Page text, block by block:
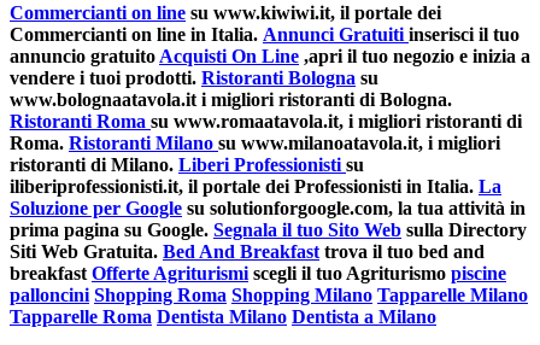
Commercianti on line su www.kiwiwi.it, il portale dei
Commercianti on line in Italia. Annunci Gratuiti inserisci il tuo
annuncio gratuito Acquisti On Line ,apri il tuo negozio e inizia a
vendere i tuoi prodotti. Ristoranti Bologna su
www.bolognaatavola.it i migliori ristoranti di Bologna.
Ristoranti Roma su www.romaatavola.it, i migliori ristoranti di
Roma. Ristoranti Milano su www.milanoatavola.it, i migliori
ristoranti di Milano. Liberi Professionisti su
iliberiprofessionisti.it, il portale dei Professionisti in Italia. La
Soluzione per Google su solutionforgoogle.com, la tua attività in
prima pagina su Google. Segnala il tuo Sito Web sulla Directory
Siti Web Gratuita. Bed And Breakfast trova il tuo bed and
breakfast Offerte Agriturismi scegli il tuo Agriturismo piscine
palloncini Shopping Roma Shopping Milano Tapparelle Milano
Tapparelle Roma Dentista Milano Dentista a Milano